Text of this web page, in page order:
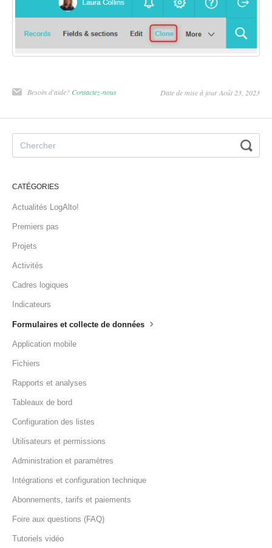
Besoin d'aide? Contactez-nous Date de mise à jour Août 23, 2023
CATÉGORIES
Actualités LogAlto!
Premiers pas
Projets
Activités
Cadres logiques
Indicateurs
Formulaires et collecte de données
Application mobile
Fichiers
Rapports et analyses
Tableaux de bord
Configuration des listes
Utilisateurs et permissions
Administration et paramètres
Intégrations et configuration technique
Abonnements, tarifs et paiements
Foire aux questions (FAQ)
Tutoriels vidéo